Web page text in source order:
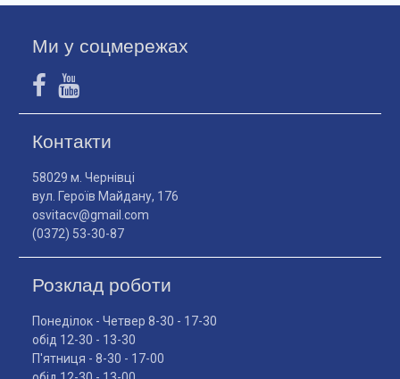
Ми у соцмережах
Контакти
58029 м. Чернівці
вул. Героїв Майдану, 176
osvitacv@gmail.com
(0372) 53-30-87
Розклад роботи
Понеділок - Четвер 8-30 - 17-30
обід 12-30 - 13-30
П'ятниця - 8-30 - 17-00